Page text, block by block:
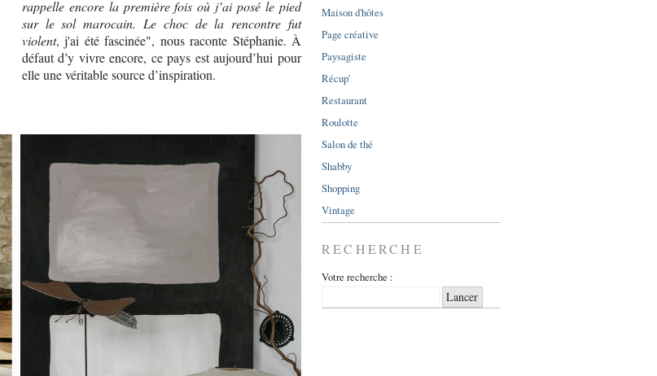
rappelle encore la première fois où j’ai posé le pied
sur le sol marocain. Le choc de la rencontre fut
violent, j'ai été fascinée", nous raconte Stéphanie. À
défaut d’y vivre encore, ce pays est aujourd’hui pour
elle une véritable source d’inspiration.
Maison d'hôtes
Page créative
Paysagiste
Récup'
Restaurant
Roulotte
Salon de thé
Shabby
Shopping
Vintage
RECHERCHE
Votre recherche :